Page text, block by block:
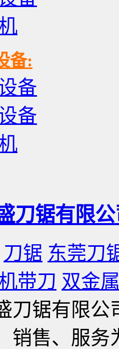
备:
备
备
刀锯有限
刀锯 东莞刀
带刀 双金
刀锯有限
销售、服务